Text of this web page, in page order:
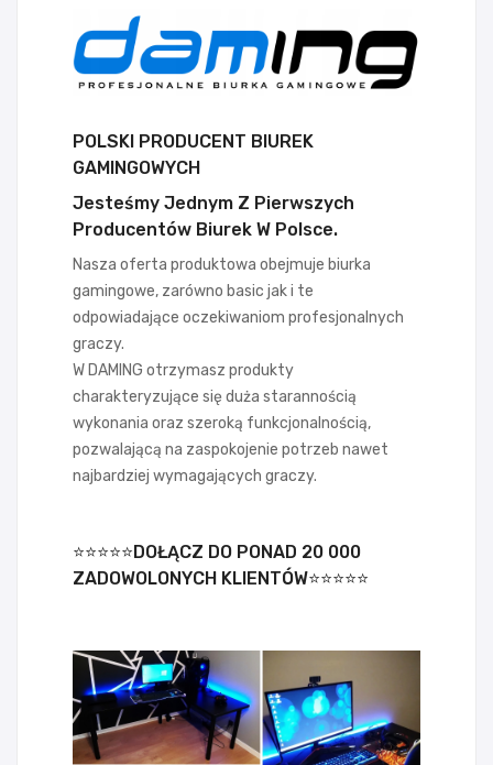
POLSKI PRODUCENT BIUREK
GAMINGOWYCH
Jesteśmy Jednym Z Pierwszych
Producentów Biurek W Polsce.
Nasza oferta produktowa obejmuje biurka
gamingowe, zarówno basic jak i te
odpowiadające oczekiwaniom profesjonalnych
graczy.
W DAMING otrzymasz produkty
charakteryzujące się duża starannością
wykonania oraz szeroką funkcjonalnością,
pozwalającą na zaspokojenie potrzeb nawet
najbardziej wymagających graczy.
⭐⭐⭐⭐⭐DOŁĄCZ DO PONAD 20 000
ZADOWOLONYCH KLIENTÓW⭐⭐⭐⭐⭐